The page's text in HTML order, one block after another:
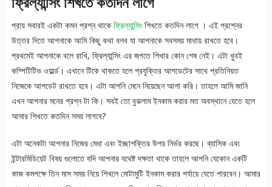
প্রায় সবারই একটা কমন প্রশ্ন থাকে ফ্রিল্যান্সিংশিখতে কতদিন লাগে । এই প্রশ্নের
উত্তর দিতে আপনাকে আমি কিছু কথা বলব যা আপনাকে সবসময় মাথায় রাখতে হবে।
প্রথমেই আপনাকে বলে রাখি, ফ্রিল্যান্সিং এর জগতে শিখার কোন শেষ নেই। এটা খুবই
কম্পিটিটিভ ওয়ার্ল্ড। এখানে টিকে থাকতে হলে প্রযুক্তির আপডেটের সাথে প্রতিনিয়ত
নিজেকে আপডেট রাখতে হবে। এটা আপনি মেনে নিয়েছেন আশা করি। তাহলে আমি জানি
এখন আপনার মনের প্রশ্ন টা কি। সবই তো বুঝলাম ইনকাম করার মত অবস্থানে যেতে হলে
আমার শিখতে কতদিন সময় লাগবে?
এটা অনেকটা আপনার নিজের মেধা এবং ইচ্ছাশক্তির উপর নির্ভর করছে। ব্যাসিক এবং
ইন্টারমিডিয়েট বিষয় গুলোতে যদি আপনার যথেষ্ট দক্ষতা থাকে তাহলে আপনি যেকোন একটি
কাজ কমপক্ষে তিন মাস সময় নিয়ে শিখলে মোটামুটি ইনকাম করার পর্যায়ে যেতে পারবেন। আমার